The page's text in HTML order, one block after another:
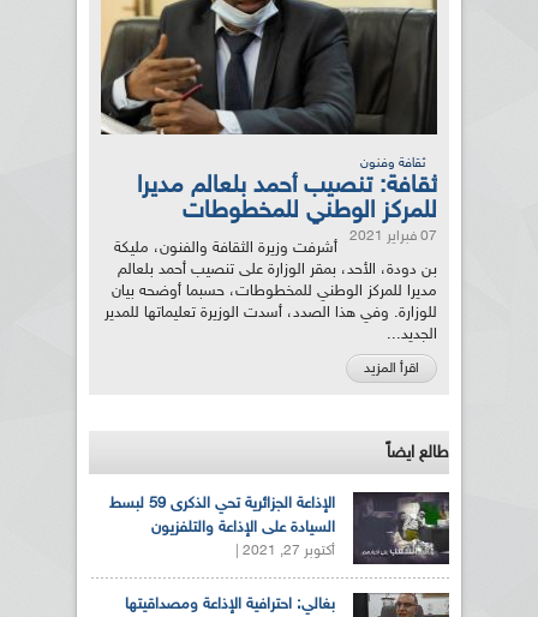
ثقافة وفنون
ثقافة: تنصيب أحمد بلعالم مديرا
للمركز الوطني للمخطوطات
07 فبراير 2021
أشرفت وزيرة الثقافة والفنون، مليكة
بن دودة، الأحد، بمقر الوزارة على تنصيب أحمد بلعالم
مديرا للمركز الوطني للمخطوطات، حسبما أوضحه بيان
للوزارة. وفي هذا الصدد، أسدت الوزيرة تعليماتها للمدير
الجديد...
اقرأ المزيد
طالع ايضاً
الإذاعة الجزائرية تحي الذكرى 59 لبسط
السيادة على الإذاعة والتلفزيون
أكتوبر 27, 2021 |
بغالي: احترافية الإذاعة ومصداقيتها